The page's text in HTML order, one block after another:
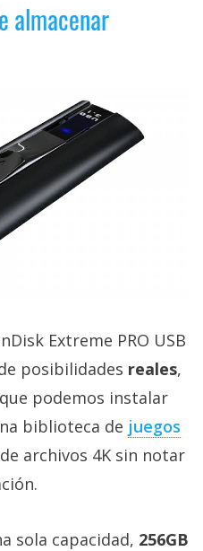
almacenar
Extreme PRO USB
posibilidades reales,
podemos instalar
biblioteca de juegos
archivos 4K sin notar
sola capacidad, 256GB